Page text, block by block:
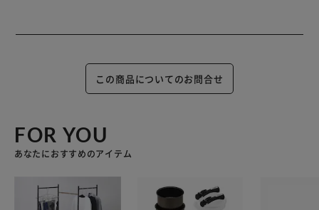
この商品についてのお問合せ
FOR YOU
あなたにおすすめのアイテム